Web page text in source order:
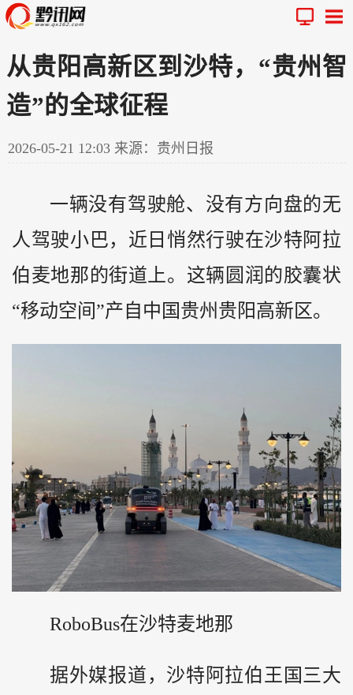
从贵阳高新区到沙特，“贵州智
造”的全球征程
2026-05-21 12:03 来源：贵州日报
一辆没有驾驶舱、没有方向盘的无
人驾驶小巴，近日悄然行驶在沙特阿拉
伯麦地那的街道上。这辆圆润的胶囊状
“移动空间”产自中国贵州 贵阳高新区。
RoboBus在沙特麦地那
据外媒报道，沙特阿拉伯王国三大